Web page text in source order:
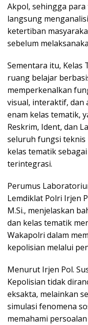
Akpol, sehingga
langsung
ketertiban
sebelum
Sementara itu, Kelas
ruang belajar
memperkenalkan
visual, interaktif, dan
enam kelas tematik,
Reskrim, Ident, dan
seluruh fungsi
kelas tematik
terintegrasi.
Perumus
Lemdiklat Polri Irjen
M.Si., menjelaskan
dan kelas tematik
Wakapolri dalam
kepolisian melalui
Menurut Irjen Pol.
Kepolisian tidak
eksakta, melainkan
simulasi fenomena
memahami